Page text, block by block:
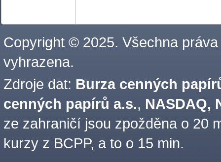
Copyright © 2025. Všechna práva
vyhrazena.
Zdroje dat: Burza cenných
cenných papírů a.s., NASDAQ,
ze zahraničí jsou zpožděna o 20
kurzy z BCPP, a to o 15 min.